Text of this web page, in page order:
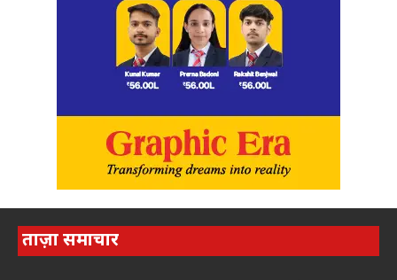
ताज़ा समाचार